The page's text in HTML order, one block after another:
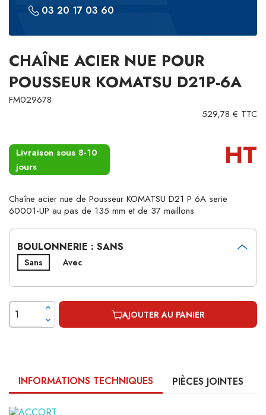
03 20 17 03 60
CHAÎNE ACIER NUE POUR
POUSSEUR KOMATSU D21P-6A
FM029678
529,78 € TTC
Livraison sous 8-10
jours
HT
Chaîne acier nue de Pousseur KOMATSU D21 P 6A serie
60001-UP au pas de 135 mm et de 37 maillons
BOULONNERIE : SANS
Sans Avec
AJOUTER AU PANIER
INFORMATIONS TECHNIQUES PIÈCES JOINTES